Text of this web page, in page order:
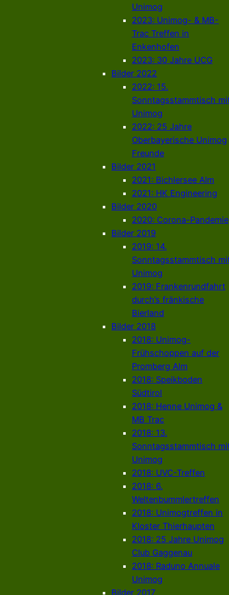
Unimog
2023: Unimog- & MB-
Trac Treffen in
Enkenhofen
2023: 30 Jahre UCG
Bilder 2022
2022: 15.
Sonntagsstammtisch
Unimog
2022: 25 Jahre
Oberbayerische Unimog
Freunde
Bilder 2021
2021: Bichlersee Alm
2021: HK Engineering
Bilder 2020
2020: Corona-Pandemie
Bilder 2019
2019: 14.
Sonntagsstammtisch
Unimog
2019: Frankenrundfahrt
durch’s fränkische
Bierland
Bilder 2018
2018: Unimog-
Frühschoppen auf der
Promberg Alm
2018: Speikboden
Südtirol
2018: Henne Unimog &
MB Trac
2018: 13.
Sonntagsstammtisch
Unimog
2018: UVC-Treffen
2018: 6.
Weltenbummlertreffen
2018: Unimogtreffen in
Kloster Thierhaupten
2018: 25 Jahre Unimog
Club Gaggenau
2018: Raduno Annuale
Unimog
Bilder 2017